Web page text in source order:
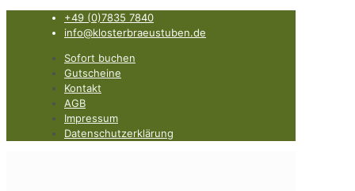
+49 (0)7835 7840
info@klosterbraeustuben.de
Sofort buchen
Gutscheine
Kontakt
AGB
Impressum
Datenschutzerklärung